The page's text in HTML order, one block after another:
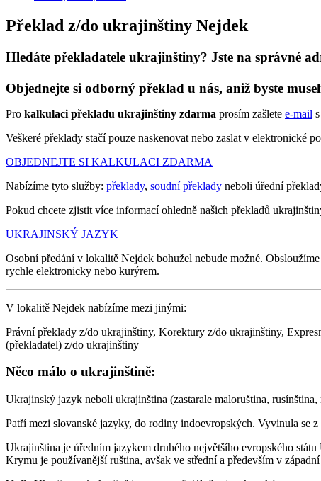
Překlad z/do ukrajinštiny Nejdek
Hledáte překladatele ukrajinštiny? Jste na správné
Objednejte si odborný překlad u nás, aniž byste
Pro kalkulaci překladu ukrajinštiny zdarma prosím zašlete e-mail
Veškeré překlady stačí pouze naskenovat nebo zaslat v elektronické
OBJEDNEJTE SI KALKULACI ZDARMA
Nabízíme tyto služby: překlady, soudní překlady neboli úřední
Pokud chcete zjistit více informací ohledně našich překladů
UKRAJINSKÝ JAZYK
Osobní předání v lokalitě Nejdek bohužel nebude možné.
rychle elektronicky nebo kurýrem.
V lokalitě Nejdek nabízíme mezi jinými:
Právní překlady z/do ukrajinštiny, Korektury z/do ukrajinštiny,
(překladatel) z/do ukrajinštiny
Něco málo o ukrajinštině:
Ukrajinský jazyk neboli ukrajinština (zastarale maloruština,
Patří mezi slovanské jazyky, do rodiny indoevropských. Vyvinula se
Ukrajinština je úředním jazykem druhého největšího evropského
Krymu je používanější ruština, avšak ve střední a především v